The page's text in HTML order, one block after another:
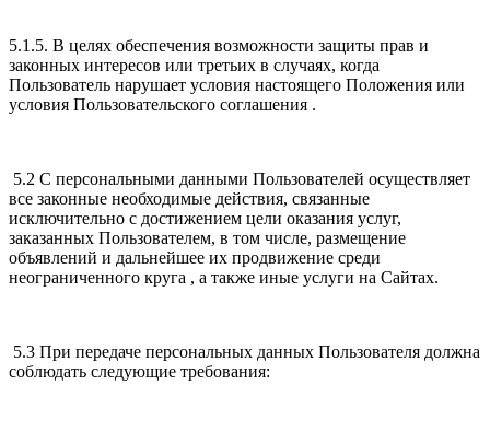
5.1.5. В целях обеспечения возможности защиты прав и
законных интересов или третьих в случаях, когда
Пользователь нарушает условия настоящего Положения или
условия Пользовательского соглашения .
5.2 С персональными данными Пользователей осуществляет
все законные необходимые действия, связанные
исключительно с достижением цели оказания услуг,
заказанных Пользователем, в том числе, размещение
объявлений и дальнейшее их продвижение среди
неограниченного круга , а также иные услуги на Сайтах.
5.3 При передаче персональных данных Пользователя должна
соблюдать следующие требования: